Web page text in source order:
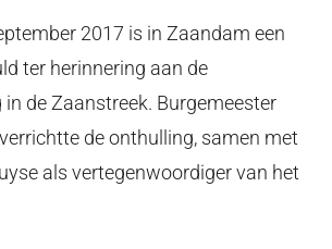
2017 is in Zaandam een
ter herinnering aan de
de Zaanstreek. Burgemeester
de onthulling, samen met
als vertegenwoordiger van het